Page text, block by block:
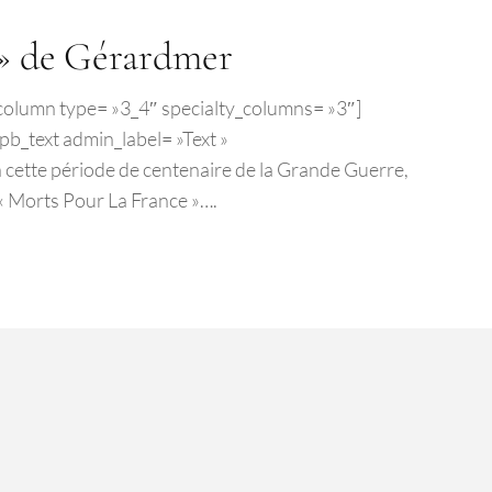
de Gérardmer
type= »3_4″ specialty_columns= »3″]
admin_label= »Text »
période de centenaire de la Grande Guerre,
Morts Pour La France »….